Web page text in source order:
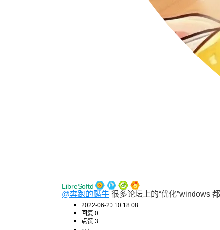
LibreSoftd
@奔跑的颳牛 很多论坛上的“优化”windows
2022-06-20 10:18:08
回复 0
点赞 3